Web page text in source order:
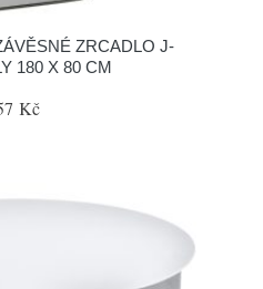
ZRCADLO J-
180 X 80 CM
Kč